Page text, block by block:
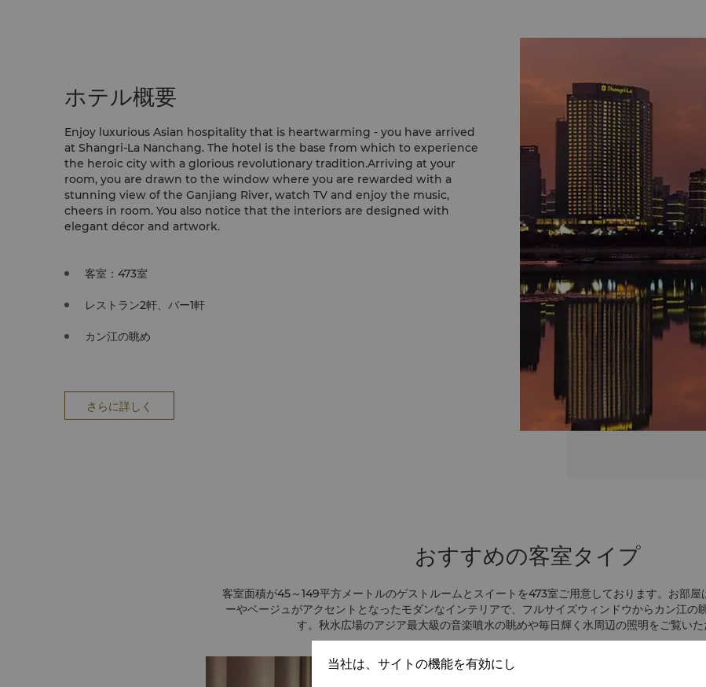
ホテル概要
Enjoy luxurious Asian hospitality that is heartwarming - you have arrived
at Shangri-La Nanchang. The hotel is the base from which to experience
the heroic city with a glorious revolutionary tradition.Arriving at your
room, you are drawn to the window where you are rewarded with a
stunning view of the Ganjiang River, watch TV and enjoy the music,
cheers in room. You also notice that the interiors are designed with
elegant décor and artwork.
客室：473室
レストラン2軒、バー1軒
カン江の眺め
さらに詳しく
おすすめの客室タイプ
客室面積が45～149平方メートルのゲストルームとスイートを473室ご用意しております。お部屋
ーやベージュがアクセントとなったモダンなインテリアで、フルサイズウィンドウからカン江の
す。秋水広場のアジア最大級の音楽噴水の眺めや毎日輝く水周辺の照明をご覧いた
当社は、サイトの機能を有効にし